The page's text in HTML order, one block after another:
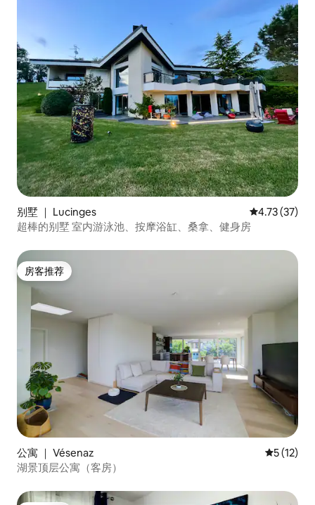
别墅 ｜ Lucinges 平均评分
4.73 (37)
超棒的别墅 室内游泳池、按摩浴缸、桑拿、健身房
房客推荐
房客推荐
公寓 ｜ Vésenaz 平均评分
5 (12)
湖景顶层公寓（客房）